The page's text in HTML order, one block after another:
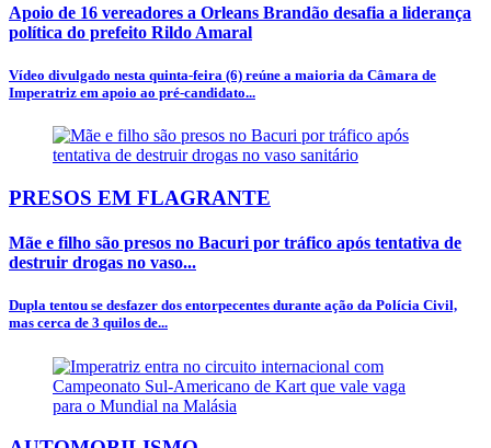
Apoio de 16 vereadores a Orleans Brandão desafia a liderança
política do prefeito Rildo Amaral
Vídeo divulgado nesta quinta-feira (6) reúne a maioria da Câmara de
Imperatriz em apoio ao pré-candidato...
PRESOS EM FLAGRANTE
Mãe e filho são presos no Bacuri por tráfico após tentativa de
destruir drogas no vaso...
Dupla tentou se desfazer dos entorpecentes durante ação da Polícia Civil,
mas cerca de 3 quilos de...